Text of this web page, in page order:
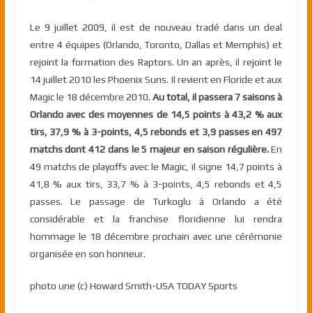
Le 9 juillet 2009, il est de nouveau tradé dans un deal
entre 4 équipes (Orlando, Toronto, Dallas et Memphis) et
rejoint la formation des Raptors. Un an après, il rejoint le
14 juillet 2010 les Phoenix Suns. Il revient en Floride et aux
Magic le 18 décembre 2010. Au total, il passera 7 saisons à
Orlando avec des moyennes de 14,5 points à 43,2 % aux
tirs, 37,9 % à 3-points, 4,5 rebonds et 3,9 passes en 497
matchs dont 412 dans le 5 majeur en saison régulière.En
49 matchs de playoffs avec le Magic, il signe 14,7 points à
41,8 % aux tirs, 33,7 % à 3-points, 4,5 rebonds et 4,5
passes. Le passage de Turkoglu à Orlando a été
considérable et la franchise floridienne lui rendra
hommage le 18 décembre prochain avec une cérémonie
organisée en son honneur.
photo une (c) Howard Smith-USA TODAY Sports